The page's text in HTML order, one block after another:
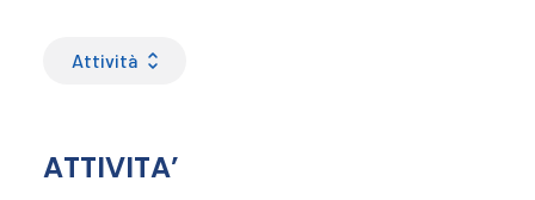
Attività
Terapia radiometabolica
ATTIVITA’